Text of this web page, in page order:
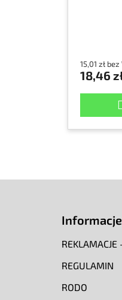
15,01 zł bez
18,46
Informacje
REGULAMIN
RODO